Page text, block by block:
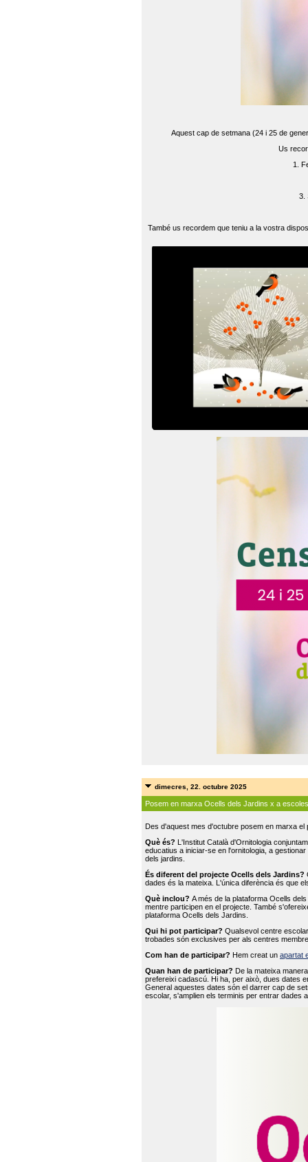
Aquest cap de setmana (24 i 25 de
Us
1.
3.
També us recordem que teniu a la vostra
dimecres, 22. octubre 2025
Posem en marxa Ocells dels Jardins x a escoles
Des d'aquest mes d'octubre posem en marxa
Què és? L'Institut Català d'Ornitologia
educatius a iniciar-se en l'ornitologia, a
dels jardins.
És diferent del projecte Ocells dels Jardins?
dades és la mateixa. L'única diferència és que
Què inclou? A més de la plataforma Ocells
mentre participen en el projecte. També
plataforma Ocells dels Jardins.
Qui hi pot participar? Qualsevol centre
trobades són exclusives per als centres
Com han de participar? Hem creat un apartat
Quan han de participar? De la mateixa
prefereixi cadascú. Hi ha, per això, dues dates
General aquestes dates són el darrer cap de
escolar, s'amplien els terminis per entrar dades